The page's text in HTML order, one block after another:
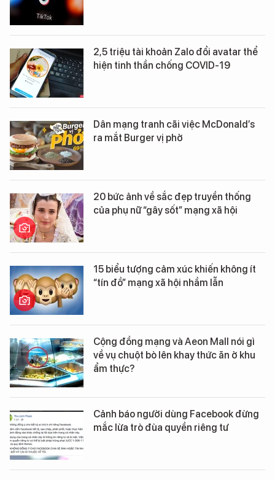
2,5 triệu tài khoản Zalo đổi avatar thể
hiện tinh thần chống COVID-19
Dân mạng tranh cãi việc McDonald’s
ra mắt Burger vị phở
20 bức ảnh về sắc đẹp truyền thống
của phụ nữ “gây sốt” mạng xã hội
15 biểu tượng cảm xúc khiến không ít
“tín đồ” mạng xã hội nhầm lẫn
Cộng đồng mạng và Aeon Mall nói gì
về vụ chuột bò lên khay thức ăn ở khu
ẩm thực?
Cảnh báo người dùng Facebook đừng
mắc lừa trò đùa quyền riêng tư